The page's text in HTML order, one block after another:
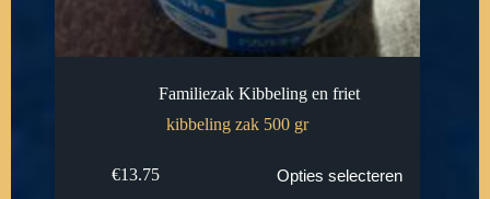
Familiezak Kibbeling en friet
kibbeling zak 500 gr
€13.75 Opties selecteren